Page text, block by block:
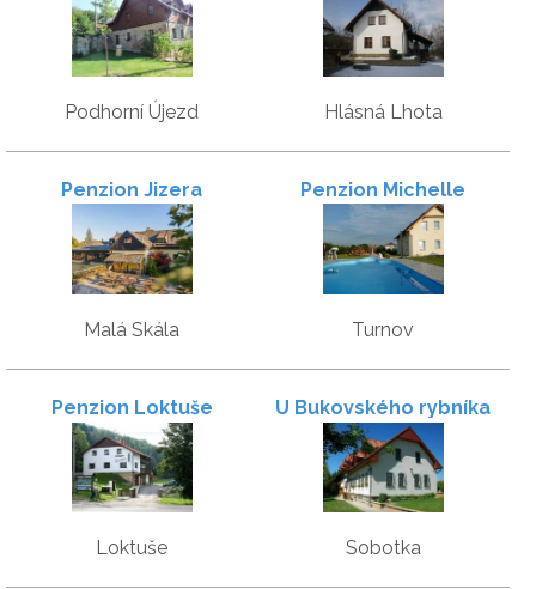
Podhorní Újezd Hlásná Lhota
Penzion Jizera
Malá Skála
Penzion Michelle
Turnov
Penzion Loktuše
Loktuše
U Bukovského rybníka
Sobotka